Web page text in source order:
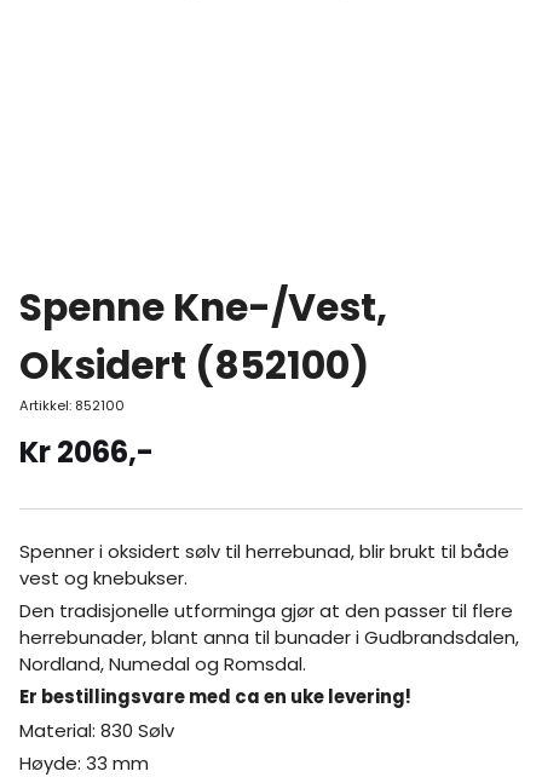
Spenne Kne-/Vest,
Oksidert (852100)
Artikkel: 852100
Kr2066,-
Spenner i oksidert sølv til herrebunad, blir brukt til både
vest og knebukser.
Den tradisjonelle utforminga gjør at den passer til flere
herrebunader, blant anna til bunader i Gudbrandsdalen,
Nordland, Numedal og Romsdal.
Er bestillingsvare med ca en uke levering!
Material: 830 Sølv
Høyde: 33 mm